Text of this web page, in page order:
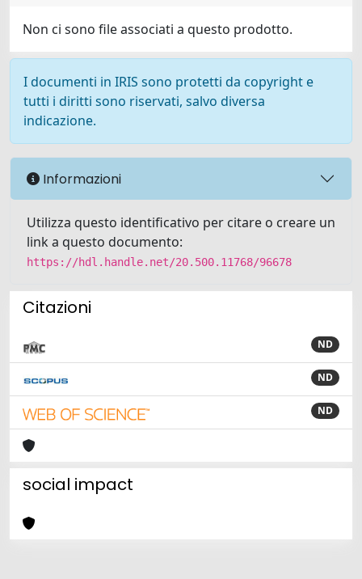
Non ci sono file associati a questo prodotto.
I documenti in IRIS sono protetti da copyright e
tutti i diritti sono riservati, salvo diversa
indicazione.
Informazioni
Utilizza questo identificativo per citare o creare un
link a questo documento:
https://hdl.handle.net/20.500.11768/96678
Citazioni
ND
ND
ND
social impact